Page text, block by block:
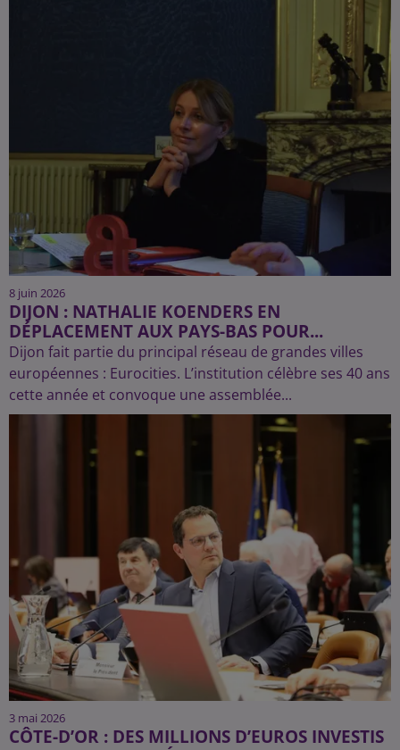
8 juin 2026
DIJON : NATHALIE KOENDERS EN
DÉPLACEMENT AUX PAYS-BAS POUR...
Dijon fait partie du principal réseau de grandes villes
européennes : Eurocities. L’institution célèbre ses 40 ans
cette année et convoque une assemblée...
3 mai 2026
CÔTE-D’OR : DES MILLIONS D’EUROS INVESTIS